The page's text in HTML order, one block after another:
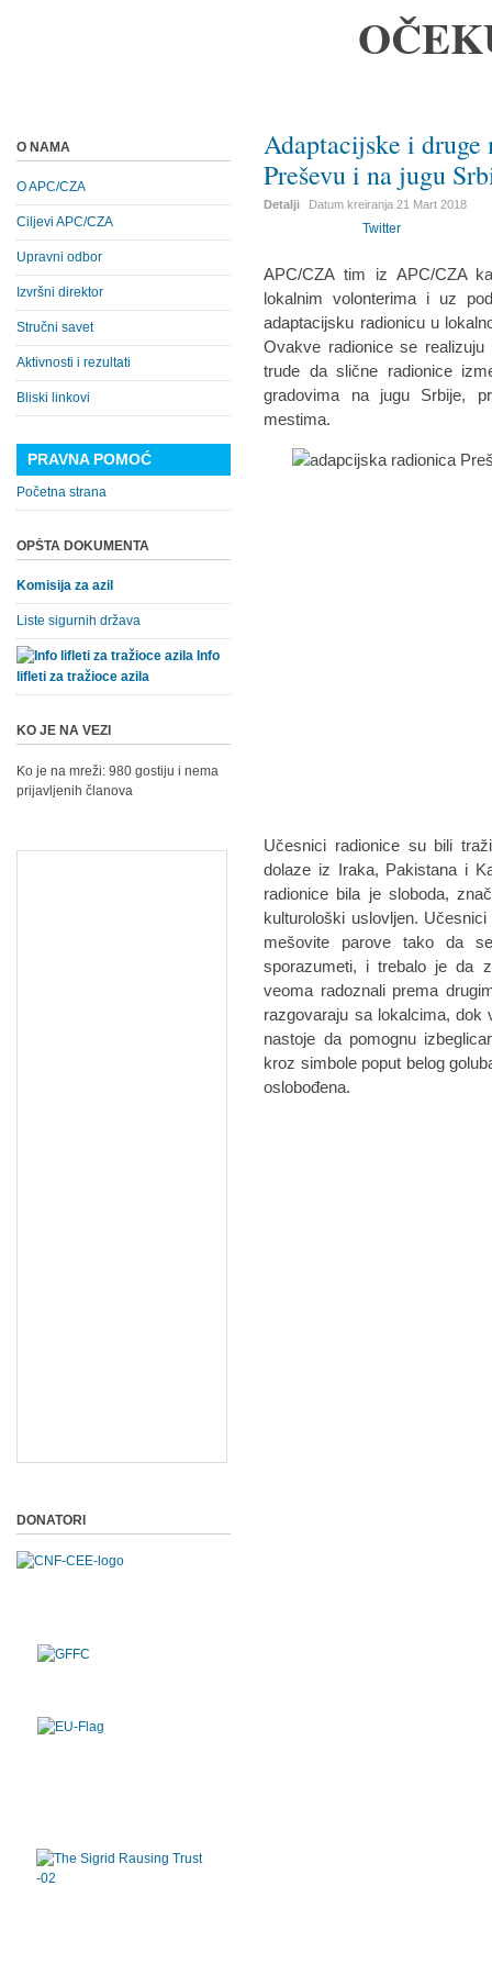
Adaptacijske i
Preševu i na jugu
Detalji Datum kreiranja21 Mart 2018
Twitter
APC/CZA tim iz APC/CZA
lokalnim volonterima i uz
adaptacijsku radionicu u
Ovakve radionice se
trude da slične radionice
gradovima na jugu Srbije,
mestima.
Učesnici radionice su bili
dolaze iz Iraka, Pakistana i
radionice bila je sloboda,
kulturološki uslovljen.
mešovite parove tako da
sporazumeti, i trebalo je da
veoma radoznali prema
razgovaraju sa lokalcima, dok
nastoje da pomognu
kroz simbole poput belog
oslobođena.
O NAMA
O APC/CZA
Ciljevi APC/CZA
Upravni odbor
Izvršni direktor
Stručni savet
Aktivnosti i rezultati
Bliski linkovi
PRAVNA POMOĆ
Početna strana
OPŠTA DOKUMENTA
Komisija za azil
Liste sigurnih država
Info
lifleti za tražioce azila
KO JE NA VEZI
Ko je na mreži: 980 gostiju i nema
prijavljenih članova
DONATORI